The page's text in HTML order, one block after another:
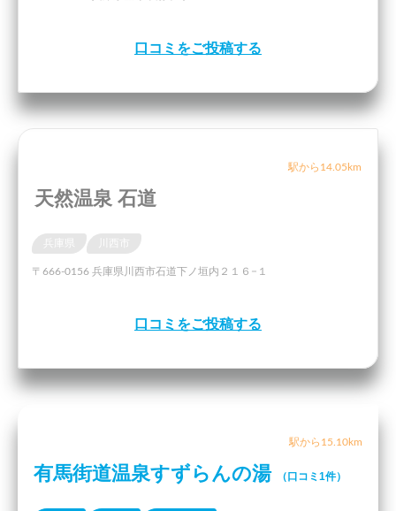
口コミをご投稿する
駅から14.05km
天然温泉 石道
川西市
〒666-0156 兵庫県川西市石道下ノ垣内２１６−１
口コミをご投稿する
駅から15.10km
有馬街道温泉すずらんの湯 （口コミ1件）